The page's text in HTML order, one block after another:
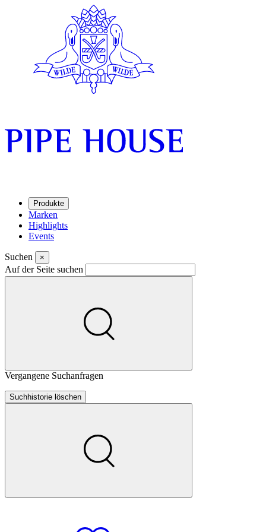
Produkte
Marken
Highlights
Events
Suchen ×
Auf der Seite suchen
Vergangene Suchanfragen
Suchhistorie löschen